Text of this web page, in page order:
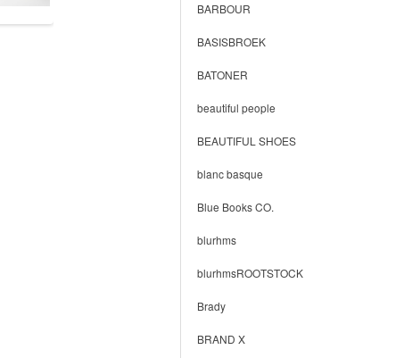
BARBOUR
BASISBROEK
BATONER
beautiful people
BEAUTIFUL SHOES
blanc basque
Blue Books CO.
blurhms
blurhmsROOTSTOCK
Brady
BRAND X